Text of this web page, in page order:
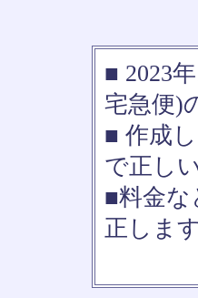
■ 2023
宅急便)
■ 作成
で正し
■料金
正します